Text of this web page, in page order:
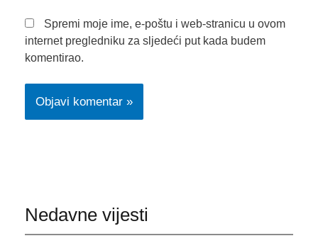
Spremi moje ime, e-poštu i web-stranicu u ovom
internet pregledniku za sljedeći put kada budem
komentirao.
Nedavne vijesti